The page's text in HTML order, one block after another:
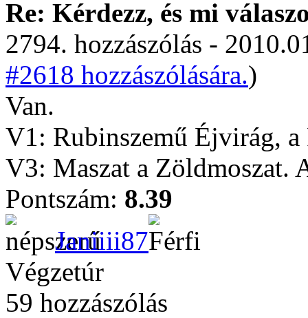
Re: Kérdezz, és mi
2794. hozzászólás -
#2618 hozzászólására.)
Van.
V1: Rubinszemű Éjvirág,
V3: Maszat a Zöldmoszat.
Pontszám: 8.39
Janiiii87
Végzetúr
59 hozzászólás